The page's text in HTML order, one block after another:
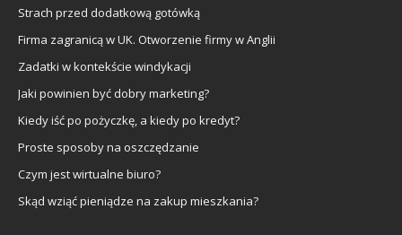
Strach przed dodatkową gotówką
Firma zagranicą w UK. Otworzenie firmy w Anglii
Zadatki w kontekście windykacji
Jaki powinien być dobry marketing?
Kiedy iść po pożyczkę, a kiedy po kredyt?
Proste sposoby na oszczędzanie
Czym jest wirtualne biuro?
Skąd wziąć pieniądze na zakup mieszkania?